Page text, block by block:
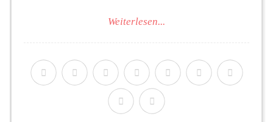
Weiterlesen...